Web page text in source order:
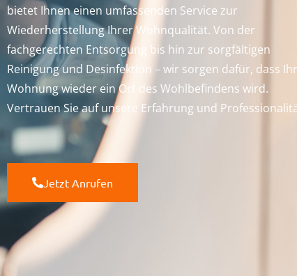
bietet Ihnen einen umfassenden Service zur
Wiederherstellung Ihrer Wohnqualität. Von der
fachgerechten Entsorgung bis hin zur sorgfältigen
Reinigung und Desinfektion – wir sorgen dafür, dass
Wohnung wieder ein Ort des Wohlbefindens wird.
Vertrauen Sie auf unsere Erfahrung und
Jetzt Anrufen